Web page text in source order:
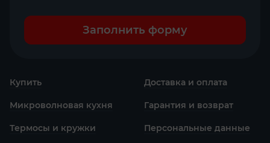
Заполнить форму
Купить
Микроволновая кухня
Термосы и кружки
Доставка и оплата
Гарантия и возврат
Персональные данные